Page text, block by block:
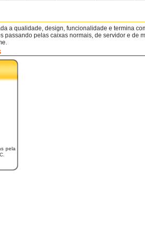
a qualidade, design, funcionalidade e termina
passando pelas caixas normais, de servidor e de
pela